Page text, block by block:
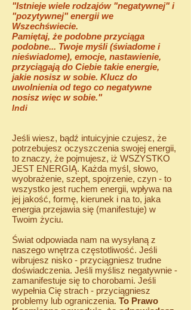
"Istnieje wiele rodzajów "negatywnej" i
"pozytywnej" energii we
Wszechświecie.
Pamiętaj, że podobne przyciąga
podobne... Twoje myśli (świadome i
nieświadome), emocje, nastawienie,
przyciągają do Ciebie takie energie,
jakie nosisz w sobie. Klucz do
uwolnienia od tego co negatywne
nosisz więc w sobie."
Indi
Jeśli wiesz, bądź intuicyjnie czujesz, że
potrzebujesz oczyszczenia swojej energii,
to znaczy, że pojmujesz, iż WSZYSTKO
JEST ENERGIĄ. Każda myśl, słowo,
wyobrażenie, szept, spojrzenie, czyn - to
wszystko jest ruchem energii, wpływa na
jej jakość, formę, kierunek i na to, jaka
energia przejawia się (manifestuje) w
Twoim życiu.
Świat odpowiada nam na wysyłaną z
naszego wnętrza częstotliwość. Jeśli
wibrujesz nisko - przyciągniesz trudne
doświadczenia. Jeśli myślisz negatywnie -
zamanifestuje się to chorobami. Jeśli
wypełnia Cię strach - przyciągniesz
problemy lub ograniczenia. To Prawo